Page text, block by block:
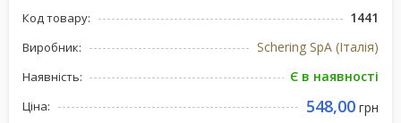
Код товару: 1441
Виробник: Schering SpA (Італія)
Наявність: Є в наявності
Ціна: 548,00 грн